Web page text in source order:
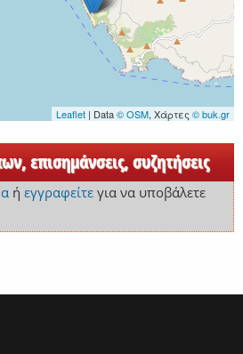
Leaflet | Data© OSM, Χάρτες © buk.gr
επισημάνσεις, συζητήσεις
ή εγγραφείτεγια να υποβάλετε